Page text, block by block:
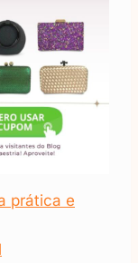
prática e